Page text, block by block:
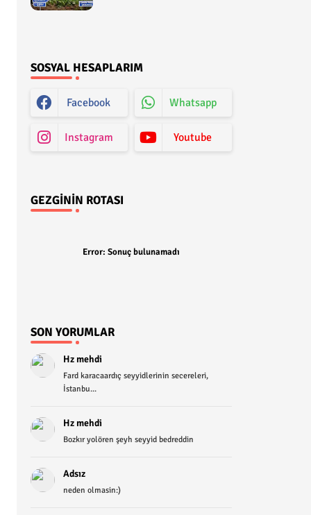
SOSYAL HESAPLARIM
Facebook Whatsapp
Instagram Youtube
GEZGININ ROTASI
Error: Sonuç bulunamadı
SON YORUMLAR
Hz mehdi
Fard karacaardıç seyyidlerinin secereleri,
İstanbu...
Hz mehdi
Bozkır yolören şeyh seyyid bedreddin
Adsız
neden olmasin:)